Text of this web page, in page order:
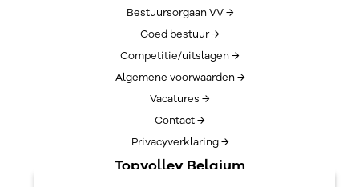
Bestuursorgaan VV →
Goed bestuur →
Competitie/uitslagen →
Algemene voorwaarden →
Vacatures →
Contact →
Privacyverklaring →
Topvolley Belgium